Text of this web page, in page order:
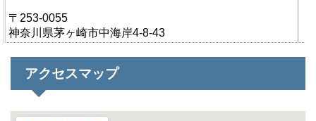
〒253-0055
神奈川県茅ヶ崎市中海岸4-8-43
アクセスマップ